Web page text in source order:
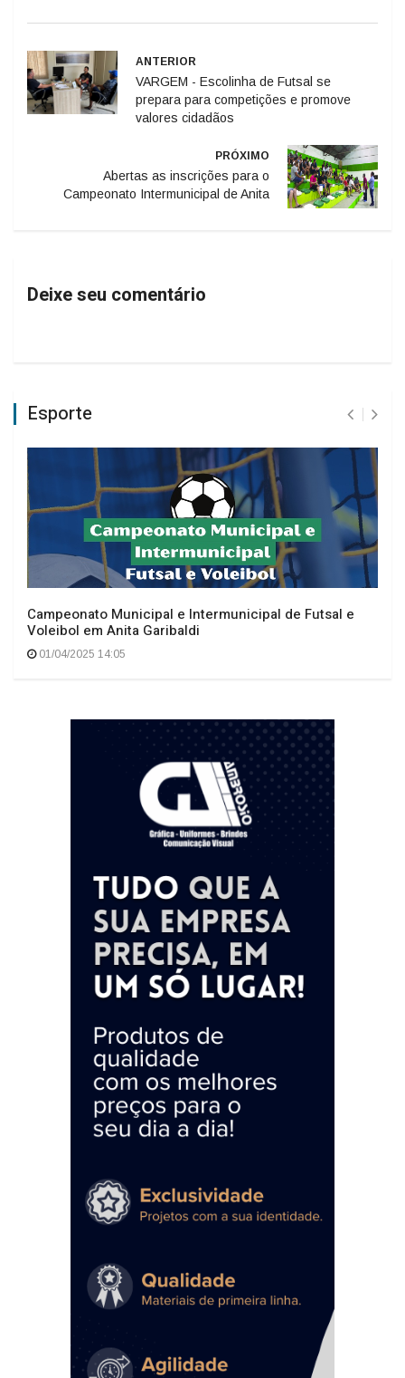
ANTERIOR
VARGEM - Escolinha de Futsal se
prepara para competições e promove
valores cidadãos
PRÓXIMO
Abertas as inscrições para o
Campeonato Intermunicipal de Anita
Deixe seu comentário
Esporte
Campeonato Municipal e Intermunicipal de Futsal e
Voleibol em Anita Garibaldi
01/04/2025 14:05